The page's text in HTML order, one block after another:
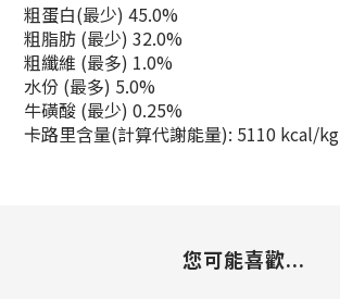
粗蛋白(最少) 45.0%
粗脂肪 (最少) 32.0%
粗纖維 (最多) 1.0%
水份 (最多) 5.0%
牛磺酸 (最少) 0.25%
卡路里含量(計算代謝能量): 5110 kcal/kg
您可能喜歡...